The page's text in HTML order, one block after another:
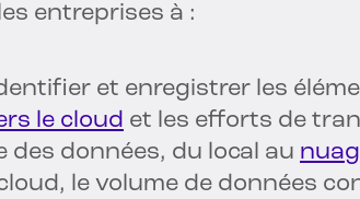
entreprises à :
et enregistrer les
le cloud et les efforts de
des données, du local au
le volume de données